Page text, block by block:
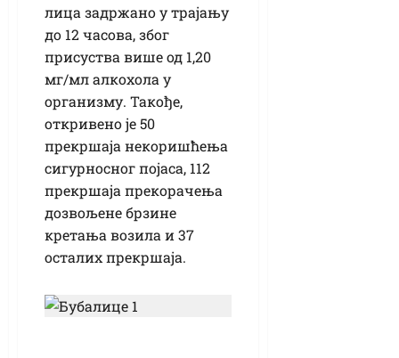
лица задржано у трајању
до 12 часова, због
присуства више од 1,20
мг/мл алкохола у
организму. Такође,
откривено је 50
прекршаја некоришћења
сигурносног појаса, 112
прекршаја прекорачења
дозвољене брзине
кретања возила и 37
осталих прекршаја.